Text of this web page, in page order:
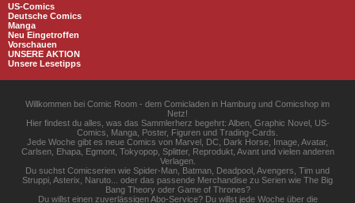
US-Comics
Deutsche Comics
Manga
Neu Eingetroffen
Vorschauen
UNSERE AKTION
Unsere Lesetipps
Willkommen bei Comic Room - dem Comicladen in Hamburg und Comicshop im
Netz!
Hier findest du alles, was das Sammlerherz begehrt: Alben, Graphic Novel, US-
Comics, Manga, Poster, Figuren und Trading-Cards.
Jede Woche gibt es neue Comics von Marvel, DC, Dark Horse, Image, Avatar,
Carlsen, Ehapa, Egmont, Tokyopop, Splitter, Reprodukt, Avant und vielen anderen
Verlagen.
Du suchst Comicserien wie Spider-Man, Batman, Deadpool, Avengers, Tim und
Struppi, Asterix, Naruto... oder das passende Merchandise zu Serien wie The Big
Bang Theory oder Game of Thrones?
Du willst einen zuverlässigen Abo-Service? Du willst jede Woche über die